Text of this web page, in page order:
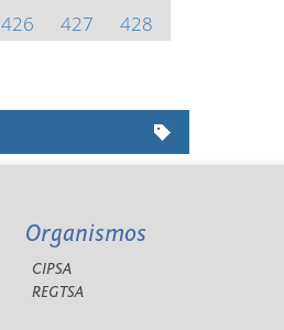
426 427
428
Organismos
CIPSA
REGTSA